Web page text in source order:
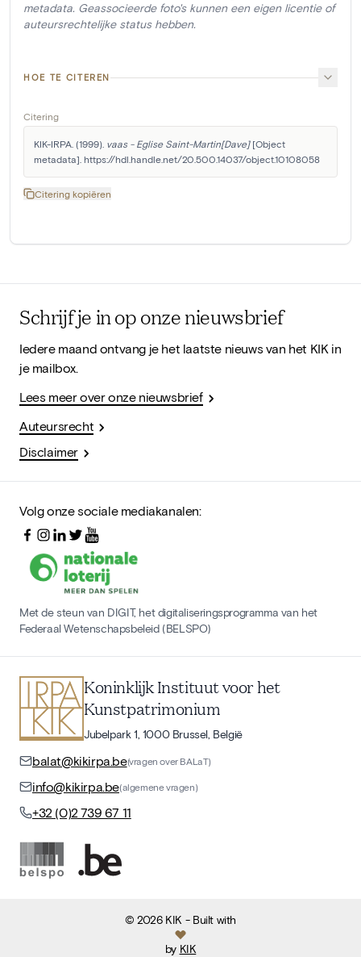
metadata. Geassocieerde foto's kunnen een eigen licentie of
auteursrechtelijke status hebben.
HOE TE CITEREN
Citering
KIK-IRPA. (1999). vaas - Eglise Saint-Martin[Dave] [Object
metadata]. https://hdl.handle.net/20.500.14037/object.10108058
Citering kopiëren
Schrijf je in op onze nieuwsbrief
Iedere maand ontvang je het laatste nieuws van het KIK in
je mailbox.
Lees meer over onze nieuwsbrief
Auteursrecht
Disclaimer
Volg onze sociale mediakanalen:
Met de steun van DIGIT, het digitaliseringsprogramma van het
Federaal Wetenschapsbeleid (BELSPO)
Koninklijk Instituut voor het
Kunstpatrimonium
Jubelpark 1, 1000 Brussel, België
balat@kikirpa.be(vragen over BALaT)
info@kikirpa.be(algemene vragen)
+32 (0)2 739 67 11
©2026 KIK - Built with
by KIK